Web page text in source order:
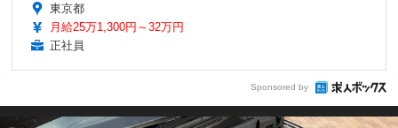
東京都
月給25万1,300円～32万円
正社員
Sponsored by